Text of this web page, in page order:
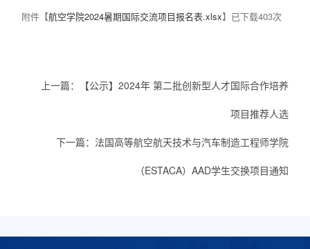
附件【航空学院2024暑期国际交流项目报名表.xlsx】已下载403次
上一篇： 【公示】2024年 第二批创新型人才国际合作培养
项目推荐人选
下一篇： 法国高等航空航天技术与汽车制造工程师学院
（ESTACA）AAD学生交换项目通知